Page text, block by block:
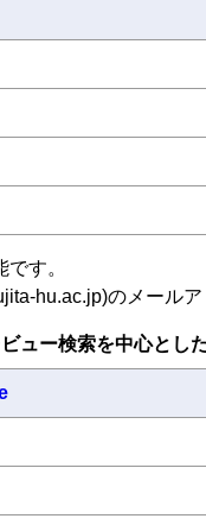
す。
hu.ac.jp)のメール
ュー検索を中心とし